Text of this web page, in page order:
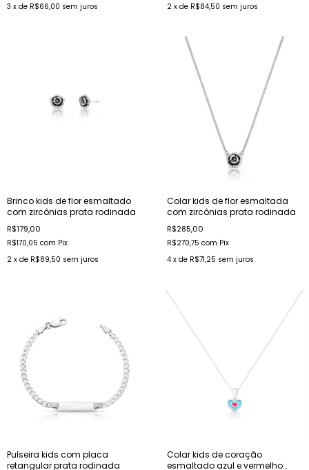
3 x de R$66,00 sem juros
2 x de R$84,50 sem juros
Brinco kids de flor esmaltado
com zircônias prata rodinada
R$179,00
R$170,05 com Pix
2 x de R$89,50 sem juros
Colar kids de flor esmaltada
com zircônias prata rodinada
R$285,00
R$270,75 com Pix
4 x de R$71,25 sem juros
Pulseira kids com placa
retangular prata rodinada
Colar kids de coração
esmaltado azul e vermelho